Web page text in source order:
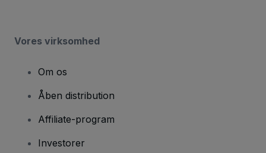
Vores virksomhed
Om os
Åben distribution
Affiliate-program
Investorer